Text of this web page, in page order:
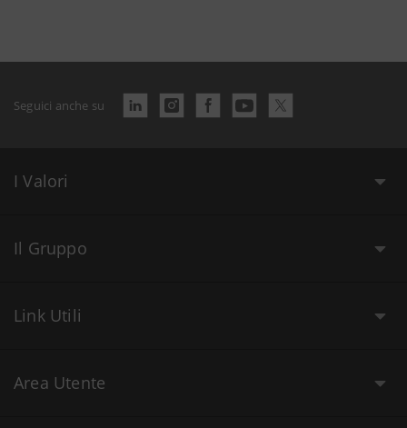
Seguici anche su
I Valori
Il Gruppo
Link Utili
Area Utente